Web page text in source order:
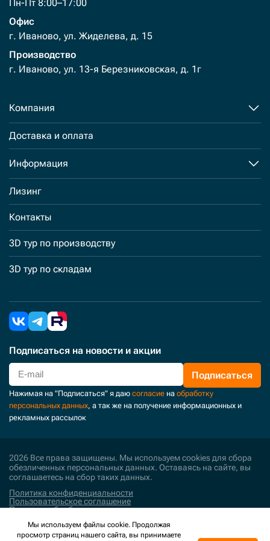
Пн-Пт 8:00–17:00
Офис
г. Иваново, ул. Жиделева, д. 15
Производство
г. Иваново, ул. 13-я Березниковская, д. 1г
Компания
Доставка и оплата
Информация
Лизинг
Контакты
3D тур по производству
3D тур по складам
Подписаться на новости и акции
Подписаться
Нажимая на "Подписаться" я даю согласие на обработку
персональных данных, а так же на получение информационных и
рекламных рассылок
2026 Все права защищены. Мы используем cookies для сбора
обезличенных персональных данных. Оставаясь на сайте, вы
соглашаетесь на сбор таких данных.
Политика конфиденциальности
Пользовательское соглашение
Политика обработки персональных данных
Поддержка и развитие
Мы используем файлы cookie. Продолжая
просмотр страниц нашего сайта, вы принимаете